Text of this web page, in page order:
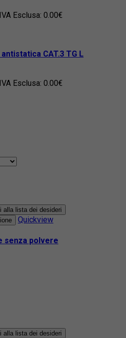
IVA Esclusa: 0.00€
CAT.3 TG L
IVA Esclusa: 0.00€
alla lista dei desideri
Quickview
senza polvere
alla lista dei desideri